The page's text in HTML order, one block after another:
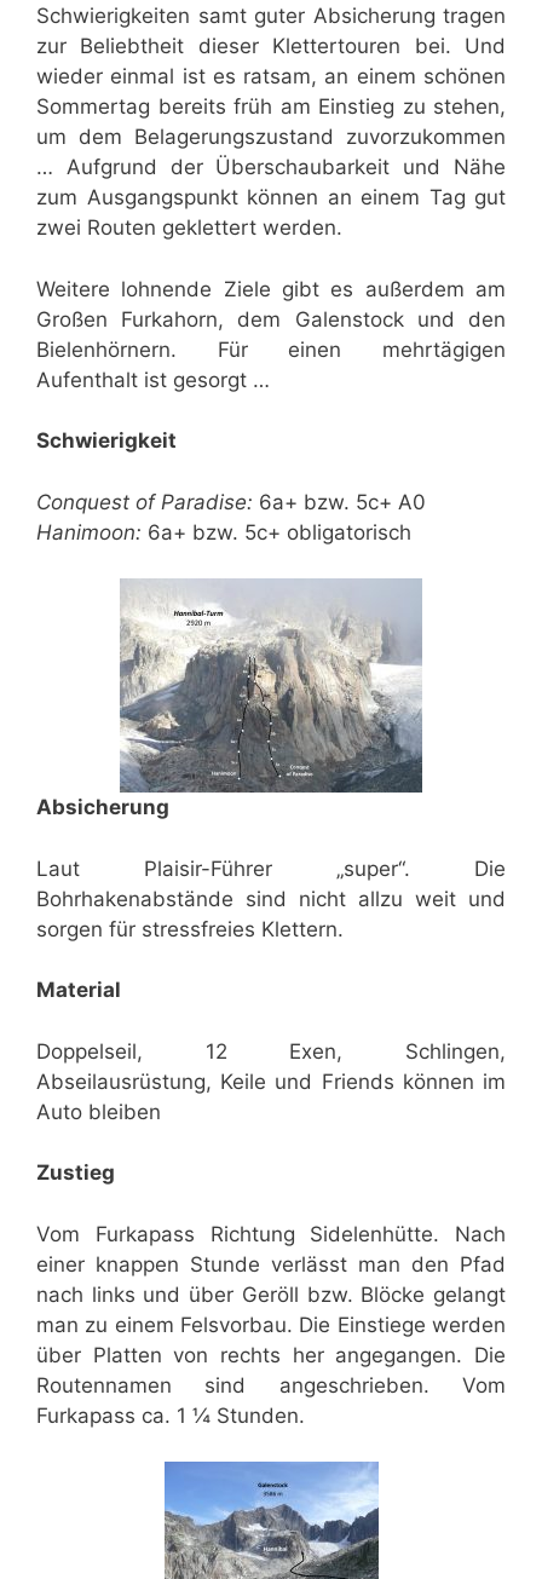
Schwierigkeiten samt guter Absicherung tragen
zur Beliebtheit dieser Klettertouren bei. Und
wieder einmal ist es ratsam, an einem schönen
Sommertag bereits früh am Einstieg zu stehen,
um dem Belagerungszustand zuvorzukommen
… Aufgrund der Überschaubarkeit und Nähe
zum Ausgangspunkt können an einem Tag gut
zwei Routen geklettert werden.
Weitere lohnende Ziele gibt es außerdem am
Großen Furkahorn, dem Galenstock und den
Bielenhörnern. Für einen mehrtägigen
Aufenthalt ist gesorgt …
Schwierigkeit
Conquest of Paradise: 6a+ bzw. 5c+ A0
Hanimoon: 6a+ bzw. 5c+ obligatorisch
Absicherung
Laut Plaisir-Führer „super“. Die
Bohrhakenabstände sind nicht allzu weit und
sorgen für stressfreies Klettern.
Material
Doppelseil, 12 Exen, Schlingen,
Abseilausrüstung, Keile und Friends können im
Auto bleiben
Zustieg
Vom Furkapass Richtung Sidelenhütte. Nach
einer knappen Stunde verlässt man den Pfad
nach links und über Geröll bzw. Blöcke gelangt
man zu einem Felsvorbau. Die Einstiege werden
über Platten von rechts her angegangen. Die
Routennamen sind angeschrieben. Vom
Furkapass ca. 1 ¼ Stunden.